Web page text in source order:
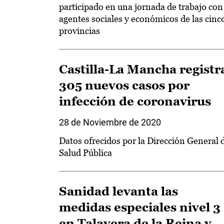
participado en una jornada de trabajo con
agentes sociales y económicos de las
provincias
Castilla-La Mancha
305 nuevos casos por
infección de coronavirus
28 de Noviembre de 2020
Datos ofrecidos por la Dirección General
Salud Pública
Sanidad levanta las
medidas especiales nivel 3